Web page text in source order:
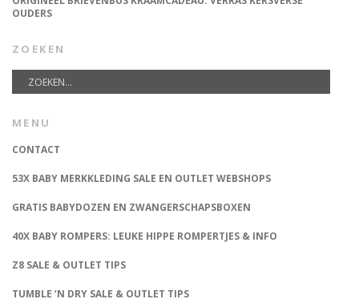
OUDERS
ZOEKEN
MENU
CONTACT
53X BABY MERKKLEDING SALE EN OUTLET WEBSHOPS
GRATIS BABYDOZEN EN ZWANGERSCHAPSBOXEN
40X BABY ROMPERS: LEUKE HIPPE ROMPERTJES & INFO
Z8 SALE & OUTLET TIPS
TUMBLE ‘N DRY SALE & OUTLET TIPS